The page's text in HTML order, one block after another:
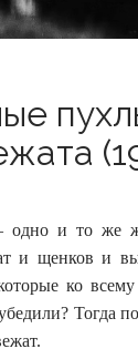
одно и то же
и щенков и
ко
Тогда